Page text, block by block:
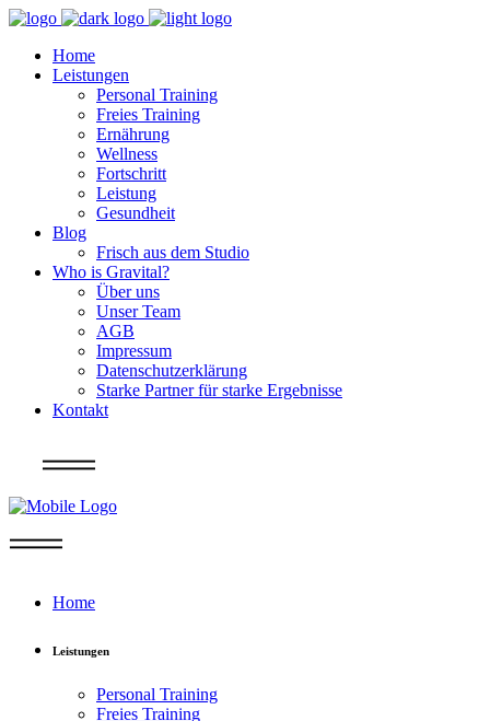
Home
Leistungen
Personal Training
Freies Training
Ernährung
Wellness
Fortschritt
Leistung
Gesundheit
Blog
Frisch aus dem Studio
Who is Gravital?
Über uns
Unser Team
AGB
Impressum
Datenschutzerklärung
Starke Partner für starke Ergebnisse
Kontakt
Home
Leistungen
Personal Training
Freies Training